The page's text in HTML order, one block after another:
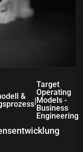
&
|
Target
Operating
Models -
Business
Engineering